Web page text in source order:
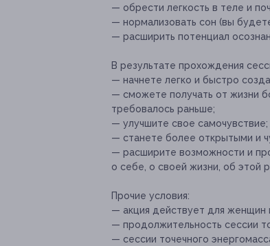
— обрести легкость в теле и
— нормализовать сон (вы
— расширить потенциал
В результате прохождения
— начнете легко и быстро
— сможете получать от жизни
требовалось раньше;
— улучшите свое самочувствие;
— станете более открытыми и
— расширите возможности и
о себе, о своей жизни, об этой
Прочие условия:
— акция действует для женщин
— продолжительность сессии
— сессии точечного